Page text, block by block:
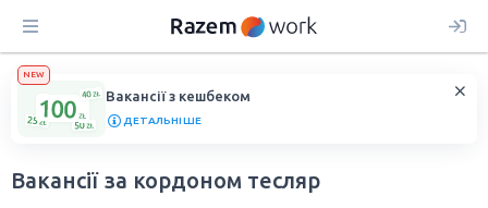
NEW
Вакансії з кешбеком
ДЕТАЛЬНІШЕ
Вакансії за кордоном тесляр